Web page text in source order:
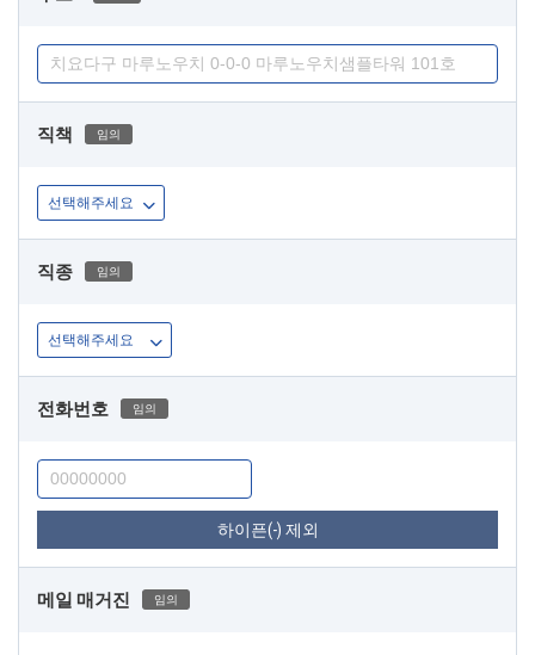
직책 임의
직종 임의
전화번호 임의
하이픈(-) 제외
메일 매거진 임의